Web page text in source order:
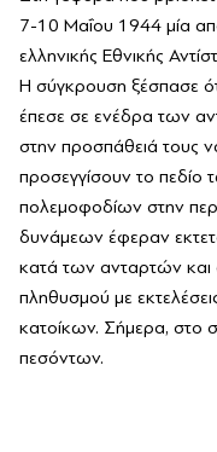
7-10 Μαΐου 1944 μία
ελληνικής Εθνικής
Η σύγκρουση ξέσπασε
έπεσε σε ενέδρα των
στην προσπάθειά τους
προσεγγίσουν το
πολεμοφοδίων στην
δυνάμεων έφεραν
κατά των ανταρτών και
πληθυσμού με
κατοίκων. Σήμερα, στο
πεσόντων.